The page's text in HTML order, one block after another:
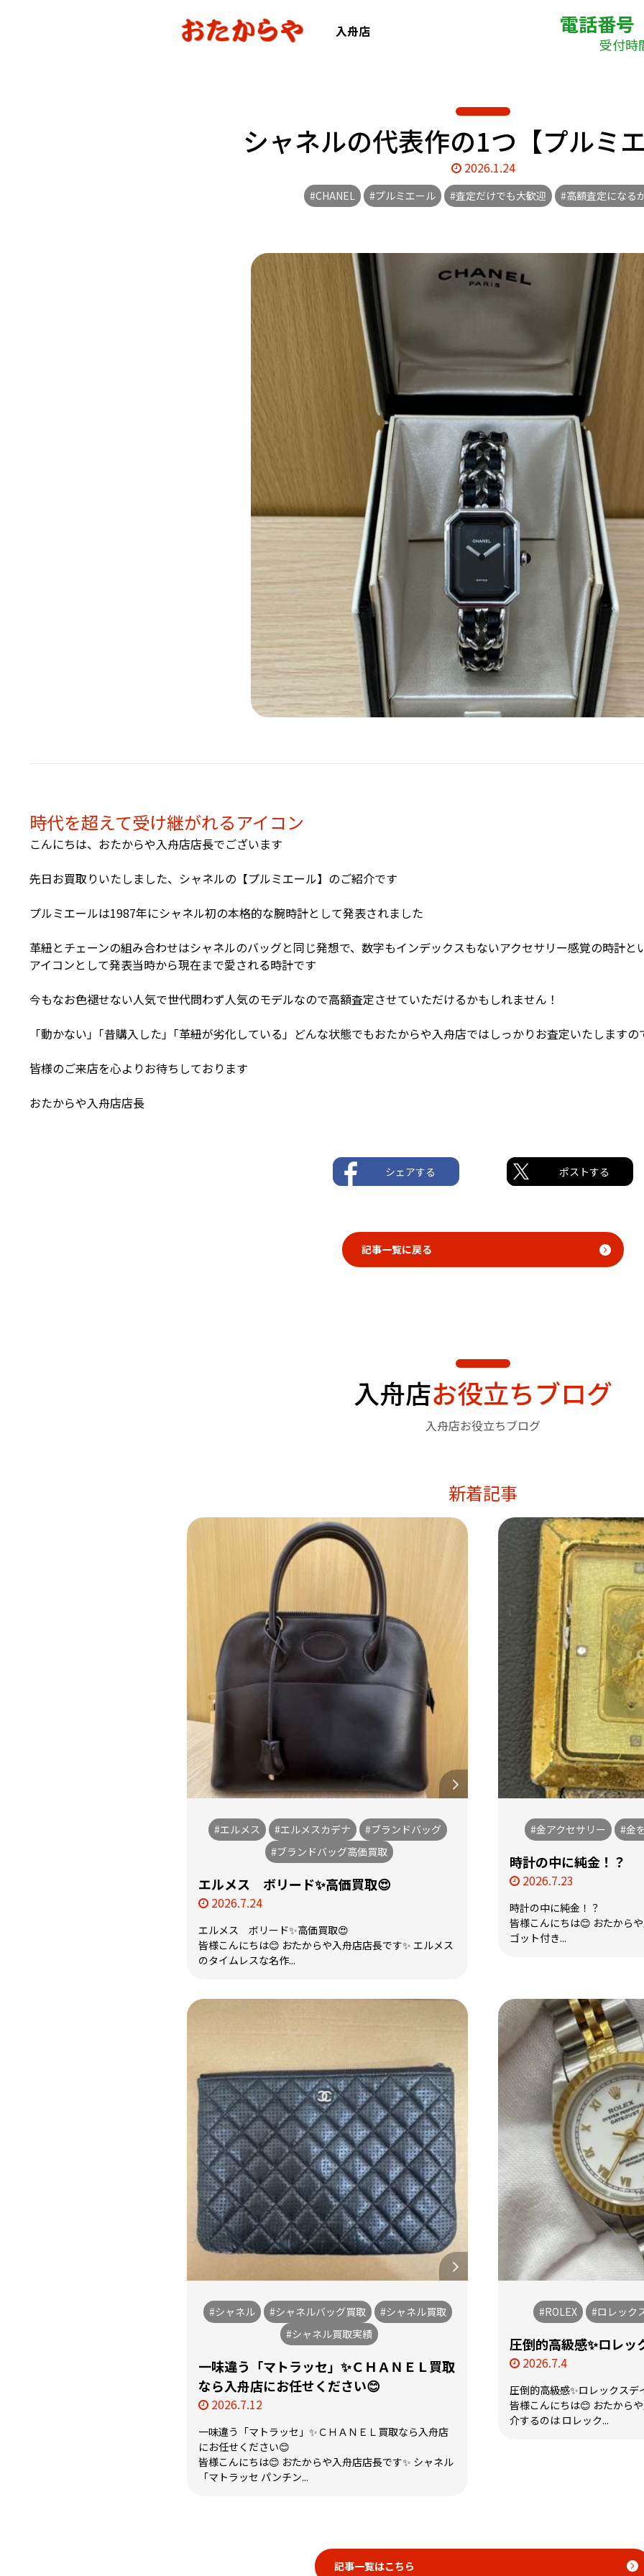
入舟店 電話番号
受付時
シャネルの代表作の1つ【プルミエ
2026.1.24
#CHANEL #プルミエール #査定だけでも大歓迎 #高額査定になる
時代を超えて受け継がれるアイコン
こんにちは、おたからや入舟店店長でございます
先日お買取りいたしました、シャネルの【プルミエール】のご紹介です
プルミエールは1987年にシャネル初の本格的な腕時計として発表されました
革紐とチェーンの組み合わせはシャネルのバッグと同じ発想で、数字もインデックスもないアクセサリー感覚の時計
アイコンとして発表当時から現在まで愛される時計です
今もなお色褪せない人気で世代問わず人気のモデルなので高額査定させていただけるかもしれません！
「動かない」｢昔購入した｣「革紐が劣化している」どんな状態でもおたからや入舟店ではしっかりお査定いたします
皆様のご来店を心よりお待ちしております
おたからや入舟店店長
シェアする ポストする
記事一覧に戻る
入舟店お役立ちブログ
入舟店お役立ちブログ
新着記事
#エルメス #エルメスカデナ
#ブランドバッグ
#ブランドバッグ高価買取
エルメス ボリード✨高価買取😍
2026.7.24
エルメス ボリード✨高価買取😍
皆様こんにちは😊 おたからや入舟店店長です✨ エルメス
のタイムレスな名作...
#金アクセサリー #金
時計の中に純金！？
2026.7.23
時計の中に純金！？
皆様こんにちは😊 おたから
ゴット付き...
#シャネル #シャネルバッグ買取
#シャネル買取
#シャネル買取実績
一味違う「マトラッセ」✨ＣＨＡＮＥＬ買取
なら入舟店にお任せください😊
2026.7.12
一味違う「マトラッセ」✨ＣＨＡＮＥＬ買取なら入舟店
にお任せください😊
皆様こんにちは😊 おたからや入舟店店長です✨ シャネル
「マトラッセ パンチン...
#ROLEX #ロレック
圧倒的高級感✨ロレッ
2026.7.4
圧倒的高級感✨ロレックスデ
皆様こんにちは😊 おたから
介するのは ロレック...
記事一覧はこちら